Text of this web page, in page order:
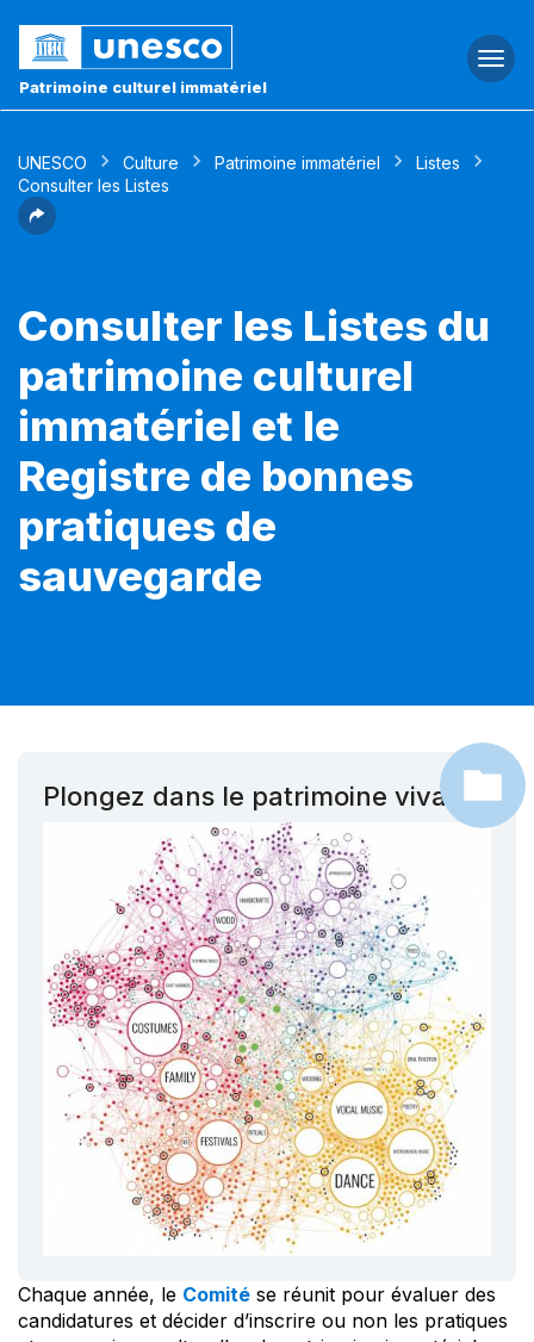
Patrimoine culturel immatériel
UNESCO Culture Patrimoine immatériel
Listes
Consulter les Listes
Consulter les Listes du
patrimoine culturel
immatériel et le
Registre de bonnes
pratiques de
sauvegarde
Plongez dans le patrimoine vivant !
Chaque année, le Comité se réunit pour évaluer des
candidatures et décider d’inscrire ou non les pratiques